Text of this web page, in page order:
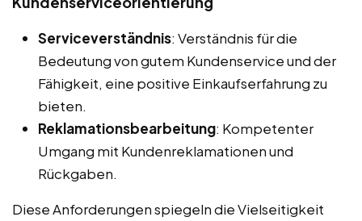
Serviceverständnis: Verständnis für die
Bedeutung von gutem Kundenservice und der
Fähigkeit, eine positive Einkaufserfahrung zu
bieten.
Reklamationsbearbeitung: Kompetenter
Umgang mit Kundenreklamationen und
Rückgaben.
Diese Anforderungen spiegeln die Vielseitigkeit